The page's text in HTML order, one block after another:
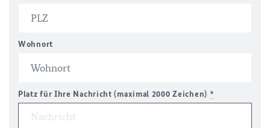
Wohnort
Platz für Ihre Nachricht (maximal 2000 Zeichen) *